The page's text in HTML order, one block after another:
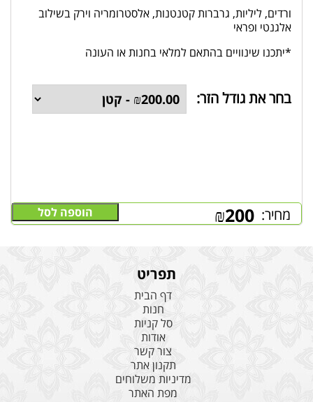
ורדים, ליליות, גרברות קטנטנות, אלסטרומריה וירק בשילוב
אלגנטי ופראי
*יתכנו שינוויים בהתאם למלאי בחנות או העונה
בחר את גודל הזר:
מחיר: ₪200 הוספה לסל
תפריט
דף הבית
חנות
סל קניות
אודות
צור קשר
תקנון אתר
מדיניות משלוחים
מפת האתר